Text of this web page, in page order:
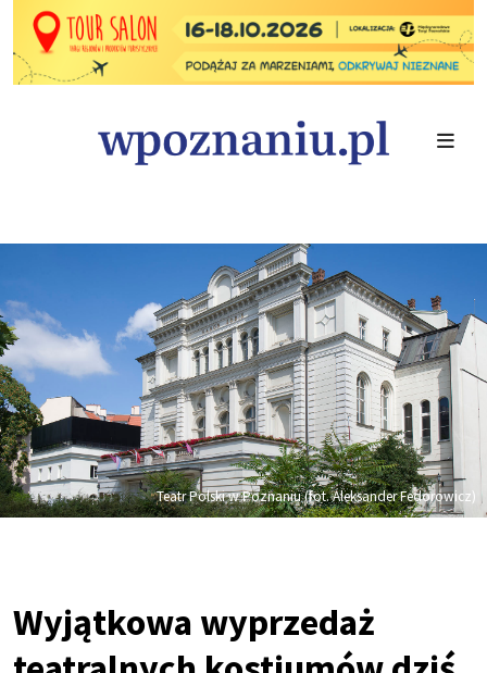
Teatr Polski w Poznaniu (fot. Aleksander Fedorowicz)
Wyjątkowa wyprzedaż